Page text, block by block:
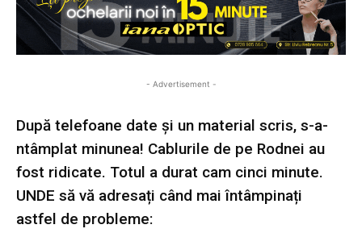
- Advertisement -
După telefoane date și un material scris, s-a-
ntâmplat minunea! Cablurile de pe Rodnei au
fost ridicate. Totul a durat cam cinci minute.
UNDE să vă adresați când mai întâmpinați
astfel de probleme: